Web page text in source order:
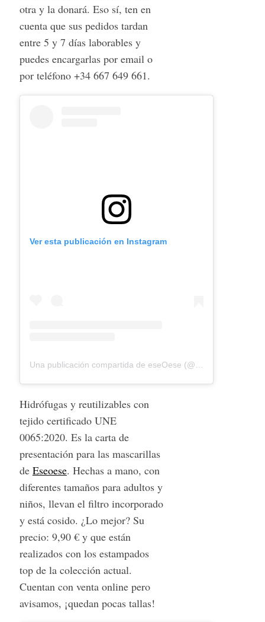
otra y la donará. Eso sí, ten en
cuenta que sus pedidos tardan
entre 5 y 7 días laborables y
puedes encargarlas por email o
por teléfono +34 667 649 661.
Ver esta publicación en Instagram
Una publicación compartida de eseOese (@eseoesestyle) el
Hidrófugas y reutilizables con
tejido certificado UNE
0065:2020. Es la carta de
presentación para las mascarillas
de Eseoese. Hechas a mano, con
diferentes tamaños para adultos y
niños, llevan el filtro incorporado
y está cosido. ¿Lo mejor? Su
precio: 9,90 € y que están
realizados con los estampados
top de la colección actual.
Cuentan con venta online pero
avisamos, ¡quedan pocas tallas!